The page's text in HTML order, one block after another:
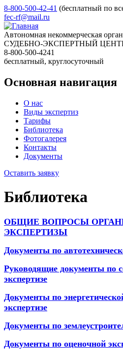
8-800-500-42-41 (бесплатный по
fec-rf@mail.ru
Автономная некоммерческая
СУДЕБНО-ЭКСПЕРТНЫЙ
8-800-500-4241
бесплатный, круглосуточный
Основная навигация
О нас
Виды экспертиз
Тарифы
Библиотека
Фотогалерея
Контакты
Документы
Оставить заявку
Библиотека
ОБЩИЕ ВОПРОСЫ
ЭКСПЕРТИЗЫ
Документы по
Руководящие документы по
экспертизе
Документы по
экспертизе
Документы по
Документы по оценочной